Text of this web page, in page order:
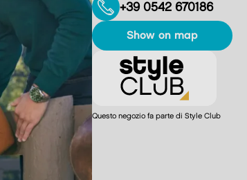
+39 0542 670186
show on map
Questo negozio fa parte di Style Club